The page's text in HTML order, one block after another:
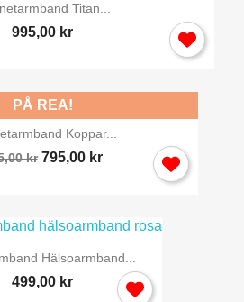
Titan...
995,00 kr
Koppar...
kr 795,00 kr
PÅ REA!
Hälsoarmband...
499,00 kr